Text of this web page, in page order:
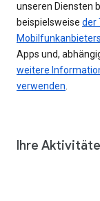
unseren Diensten
beispielsweise der
Mobilfunkanbieters
Apps und,
weitere
verwenden.
Ihre